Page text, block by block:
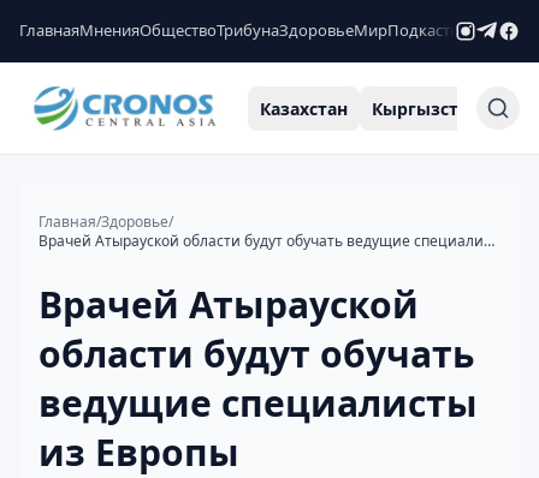
ГлавнаяМненияОбществоТрибунаЗдоровьеМирПодкастыРейтинги
Казахстан Кыргызстан
Главная/Здоровье/
Врачей Атырауской области будут обучать ведущие специалисты из Европы
Врачей Атырауской
области будут обучать
ведущие специалисты
из Европы